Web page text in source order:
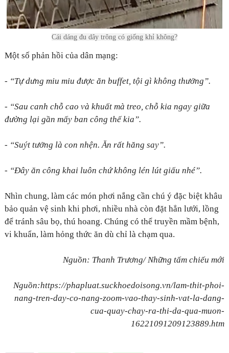
Cái dáng đu dây trông có giống khỉ không?
Một số phản hồi của dân mạng:
- “Tự dưng miu miu được ăn buffet, tội gì không thưởng”.
- “Sau canh chỗ cao và khuất mà treo, chỗ kia ngay giữa
đường lại gần mấy ban công thế kia”.
- “Suýt tưởng là con nhện. Ăn rất hăng say”.
- “Đây ăn công khai luôn chứ không lén lút giấu nhé”.
Nhìn chung, làm các món phơi nắng cần chú ý đặc biệt khâu
bảo quản vệ sinh khi phơi, nhiều nhà còn đặt hẳn lưới, lồng
để tránh sâu bọ, thú hoang. Chúng có thể truyền mầm bệnh,
vi khuẩn, làm hỏng thức ăn dù chỉ là chạm qua.
Nguồn: Thanh Trương/ Những tấm chiếu mới
Nguồn:https://phapluat.suckhoedoisong.vn/lam-thit-phoi-
nang-tren-day-co-nang-zoom-vao-thay-sinh-vat-la-dang-
cua-quay-chay-ra-thi-da-qua-muon-
16221091209123889.htm